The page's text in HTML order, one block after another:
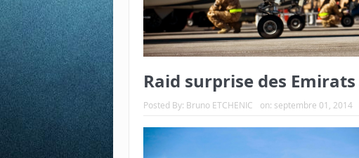
Raid surprise des
Posted By: Bruno ETCHENIC on: septembre 01, 2014